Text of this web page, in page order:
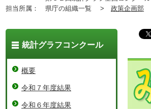
担当所属：
県庁の組織一覧 > 政策企画部
統計グラフコンクール
概要
令和７年度結果
令和６年度結果